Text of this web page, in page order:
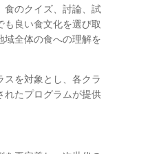
食のクイズ、討論、試
も良い食文化を選び取
域全体の食への理解を
スを対象とし、各クラ
れたプログラムが提供